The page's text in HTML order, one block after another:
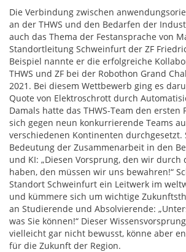
Die Verbindung zwischen
an der THWS und den Bedarfen der
auch das Thema der Festansprache von
Standortleitung Schweinfurt der ZF
Beispiel nannte er die erfolgreiche
THWS und ZF bei der Robothon Grand
2021. Bei diesem Wettbewerb ging es
Quote von Elektroschrott durch
Damals hatte das THWS-Team den ersten
sich gegen neun konkurrierende Teams
verschiedenen Kontinenten durchgesetzt.
Bedeutung der Zusammenarbeit in den
und KI: „Diesen Vorsprung, den wir durch
haben, den müssen wir uns bewahren!“
Standort Schweinfurt ein Leitwerk im
und kümmere sich um wichtige
an Studierende und Absolvierende:
was Sie können!“ Dieser
vielleicht gar nicht bewusst, könne aber
für die Zukunft der Region.